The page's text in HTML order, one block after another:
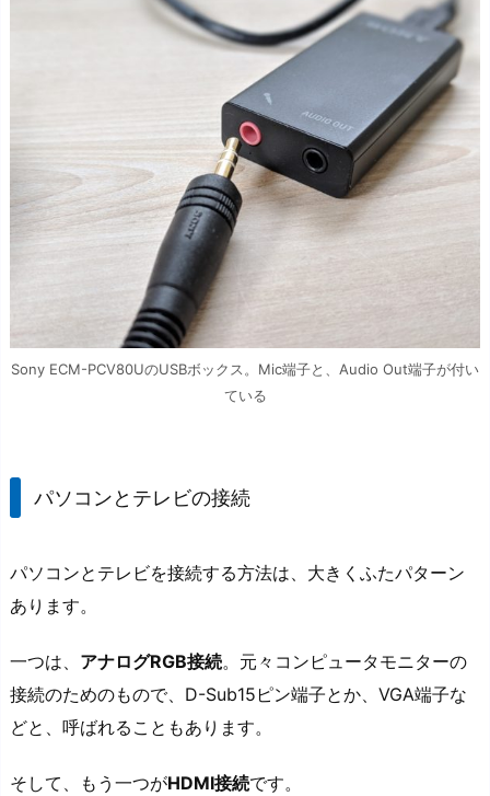
Sony ECM-PCV80UのUSBボックス。Mic端子と、Audio Out端子が付い
ている
パソコンとテレビの接続
パソコンとテレビを接続する方法は、大きくふたパターン
あります。
一つは、 アナログRGB接続。元々コンピュータモニターの
接続のためのもので、D-Sub15ピン端子とか、VGA端子な
どと、呼ばれることもあります。
そして、もう一つがHDMI接続です。